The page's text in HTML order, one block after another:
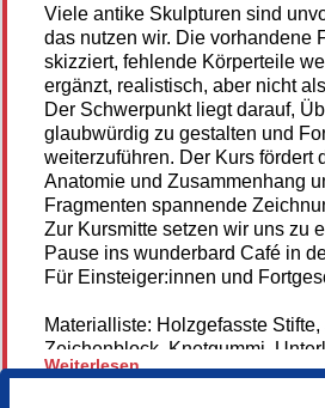
Viele antike Skulpturen sind
das nutzen wir. Die vorhandene
skizziert, fehlende Körperteile
ergänzt, realistisch, aber nicht
Der Schwerpunkt liegt darauf,
glaubwürdig zu gestalten und
weiterzuführen. Der Kurs fördert
Anatomie und Zusammenhang
Fragmenten spannende
Zur Kursmitte setzen wir uns zu
Pause ins wunderbard Café in
Für Einsteiger:innen und
Materialliste: Holzgefasste Stifte,
Zeichenblock, Knetgummi,
Weiterlesen...